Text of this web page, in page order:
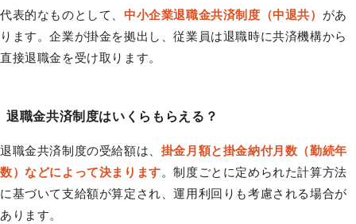
代表的なものとして、 中小企業退職金共済制度（中退共） があ
ります。企業が掛金を拠出し、従業員は退職時に共済機構から
直接退職金を受け取ります。
退職金共済制度はいくらもらえる？
退職金共済制度の受給額は、 掛金月額と掛金納付月数（勤続年
数）などによって決まります。制度ごとに定められた計算方法
に基づいて支給額が算定され、運用利回りも考慮される場合が
あります。